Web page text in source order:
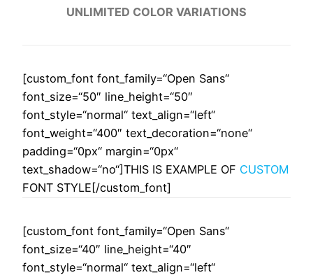
UNLIMITED COLOR VARIATIONS
[custom_font font_family=“Open Sans“
font_size=“50″ line_height=“50″
font_style=“normal“ text_align=“left“
font_weight=“400″ text_decoration=“none“
padding=“0px“ margin=“0px“
text_shadow=“no“]THIS IS EXAMPLE OF CUSTOM
FONT STYLE[/custom_font]
[custom_font font_family=“Open Sans“
font_size=“40″ line_height=“40″
font_style=“normal“ text_align=“left“